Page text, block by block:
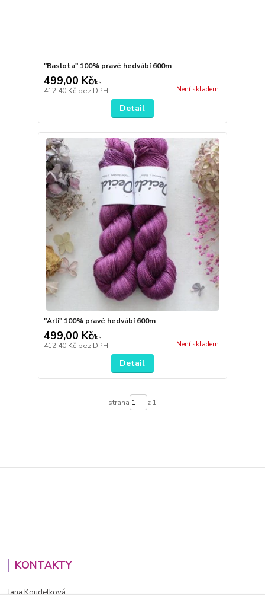
"Baslota" 100% pravé hedvábí 600m
499,00 Kč/ks
412,40 Kč bez DPH Není skladem
Detail
"Arli" 100% pravé hedvábí 600m
499,00 Kč/ks
412,40 Kč bez DPH Není skladem
Detail
strana z 1
KONTAKTY
Jana Koudelková